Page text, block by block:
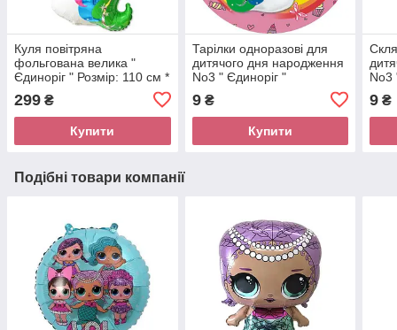
Куля повітряна
фольгована велика "
Єдиноріг " Розмір: 110 см *
299 ₴
Купити
Тарілки одноразові для
дитячого дня народження
No3 " Єдиноріг "
9₴
Купити
No3
9 ₴
Подібні товари компанії